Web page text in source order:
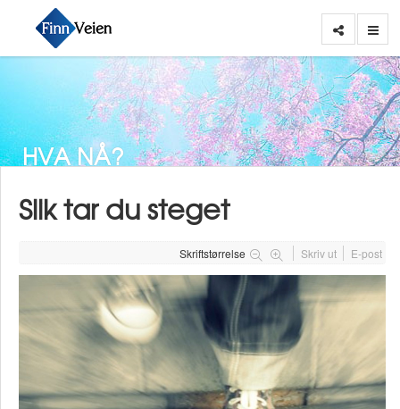
HVA NÅ?
Slik tar du steget
Skriftstørrelse Skriv ut E-post